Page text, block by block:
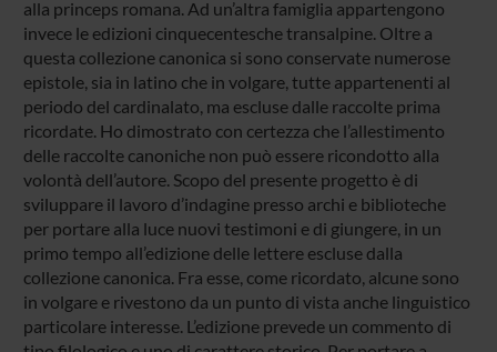
alla princeps romana. Ad un’altra famiglia appartengono
invece le edizioni cinquecentesche transalpine. Oltre a
questa collezione canonica si sono conservate numerose
epistole, sia in latino che in volgare, tutte appartenenti al
periodo del cardinalato, ma escluse dalle raccolte prima
ricordate. Ho dimostrato con certezza che l’allestimento
delle raccolte canoniche non può essere ricondotto alla
volontà dell’autore. Scopo del presente progetto è di
sviluppare il lavoro d’indagine presso archi e biblioteche
per portare alla luce nuovi testimoni e di giungere, in un
primo tempo all’edizione delle lettere escluse dalla
collezione canonica. Fra esse, come ricordato, alcune sono
in volgare e rivestono da un punto di vista anche linguistico
particolare interesse. L’edizione prevede un commento di